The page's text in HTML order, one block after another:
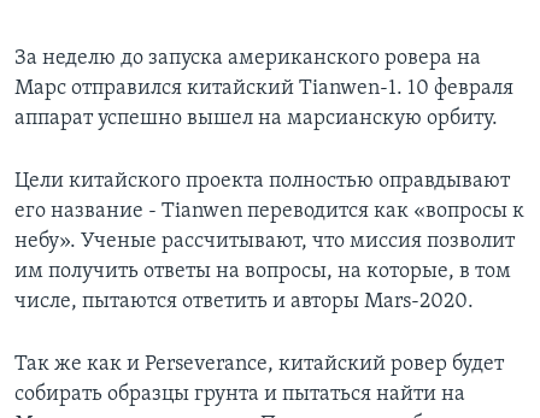
За неделю до запуска американского ровера на
Марс отправился китайский Tianwen-1. 10 февраля
аппарат успешно вышел на марсианскую орбиту.
Цели китайского проекта полностью оправдывают
его название - Tianwen переводится как «вопросы к
небу». Ученые рассчитывают, что миссия позволит
им получить ответы на вопросы, на которые, в том
числе, пытаются ответить и авторы Mars-2020.
Так же как и Perseverance, китайский ровер будет
собирать образцы грунта и пытаться найти на